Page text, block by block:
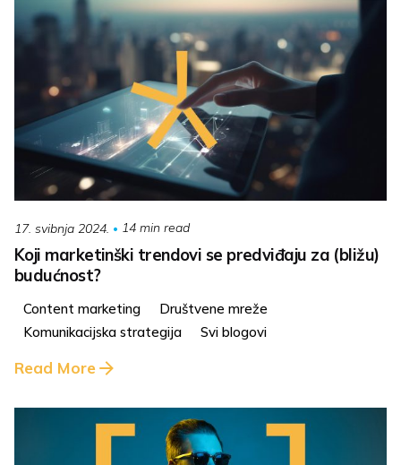
17. svibnja 2024. 14 min read
Koji marketinški trendovi se predviđaju za (bližu)
budućnost?
Content marketing
Društvene mreže
Komunikacijska strategija
Svi blogovi
Read More